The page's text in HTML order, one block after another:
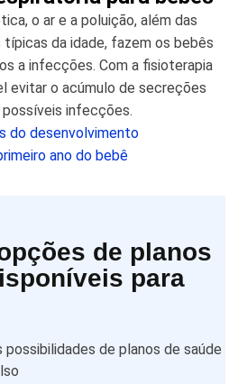
o ar e a poluição, além das
da idade, fazem os bebês
a infecções. Com a fisioterapia
evitar o acúmulo de secreções
infecções.
do desenvolvimento
ano do bebê
de planos
para
possibilidades de planos de saúde